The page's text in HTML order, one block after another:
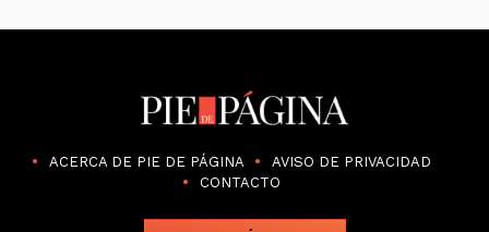
ACERCA DE PIE DE PÁGINA
AVISO DE PRIVACIDAD
CONTACTO